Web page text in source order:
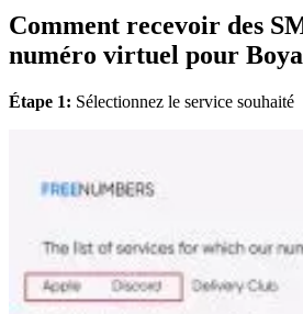
Comment recevoir des
numéro virtuel pour
Étape 1: Sélectionnez le service souhaité